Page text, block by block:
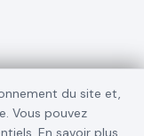
du site et,
Vous pouvez
En savoir plus